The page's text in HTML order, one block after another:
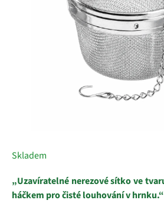
Skladem
„Uzavíratelné nerezové sítko ve
háčkem pro čisté louhování v hrnku.“